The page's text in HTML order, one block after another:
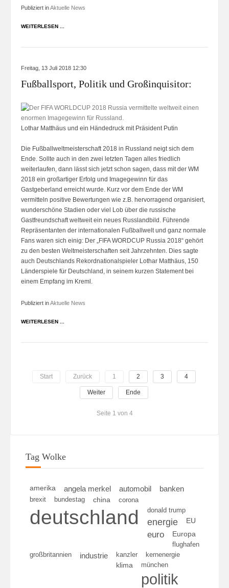
Publiziert inAktuelle News
WEITERLESEN ...
Freitag, 13 Juli 2018 12:30
Fußballsport, Politik und Großinquisitor:
Lothar Matthäus und ein Händedruck mit Präsident Putin
Die Fußballweltmeisterschaft 2018 in Russland neigt sich dem
Ende. Sollte auch in den zwei letzten Tagen alles friedlich
weiterlaufen, dann lässt sich jetzt schon sagen, dass mit der WM
2018 ein großartiger Erfolg und Imagegewinn für das
Gastgeberland erreicht wurde. Kurz vor dem Ende der WM
vermitteln positive Bewertungen wie z.B. hervorragend organisiert,
wunderschöne Stadien oder viel Lob über die russische
Gastfreundschaft weltweit ein neues Russlandbild. Führende
Repräsentanten der internationalen Fußballwelt und ganz normale
Fans waren sich einig: Der „FIFA WORDCUP Russia 2018“ gehört
zu den besten Weltmeisterschaften seit Jahrzehnten. Dies sagte
auch Deutschlands Rekordnationalspieler Lothar Matthäus, 150
Länderspiele für Deutschland, in seinem kurzen Statement bei
einem Empfang im Kreml.
Publiziert inAktuelle News
WEITERLESEN ...
Start Zurück 1 2 3 4
Weiter Ende
Seite 1 von 4
Tag Wolke
amerika angela merkel automobil banken
brexit bundestag china corona
deutschland donald trump
energie EU
euro Europa
flughafen
großbritannien industrie kanzler kernenergie
klima münchen
politik